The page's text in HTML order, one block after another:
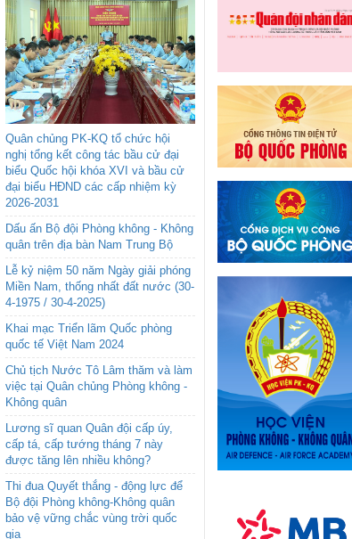
tiền cụ thể theo vị trí việc
Quân chủng PK-KQ tổ chức hội
nghị tổng kết công tác bầu cử đại
biểu Quốc hội khóa XVI và bầu cử
đại biểu HĐND các cấp nhiệm kỳ
2026-2031
Dấu ấn Bộ đội Phòng không - Không
quân trên địa bàn Nam Trung Bộ
Lễ kỷ niệm 50 năm Ngày giải phóng
Miền Nam, thống nhất đất nước (30-
4-1975 / 30-4-2025)
Khai mạc Triển lãm Quốc phòng
quốc tế Việt Nam 2024
Chủ tịch Nước Tô Lâm thăm và làm
việc tại Quân chủng Phòng không -
Không quân
Lương sĩ quan Quân đội cấp úy,
cấp tá, cấp tướng tháng 7 này
được tăng lên nhiều không?
Thi đua Quyết thắng - động lực để
Bộ đội Phòng không-Không quân
bảo vệ vững chắc vùng trời quốc
gia